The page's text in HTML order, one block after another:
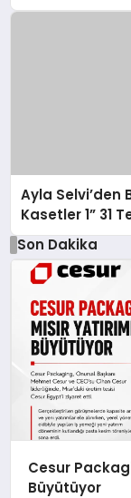
Ayla Selvi’den
Kasetler 1” 31
Son Dakika
Cesur
Büyütüyor